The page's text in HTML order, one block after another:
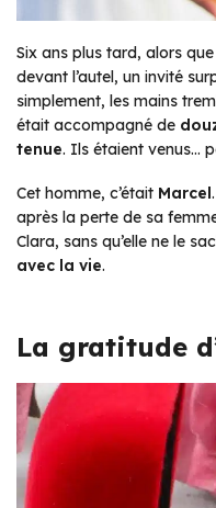
Six ans plus tard, alors
devant l’autel, un invité
simplement, les mains
était accompagné de
tenue. Ils étaient venus…
Cet homme, c’était Marcel
après la perte de sa
Clara, sans qu’elle ne le
avec la vie.
La gratitude